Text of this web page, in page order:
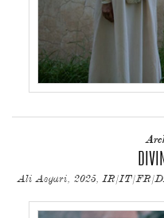
Ali Asgari, 2025, IR/IT/FR/